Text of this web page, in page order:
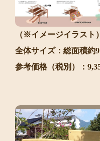
（※イメージイラスト）
全体サイズ：総面積約
参考価格（税別）：